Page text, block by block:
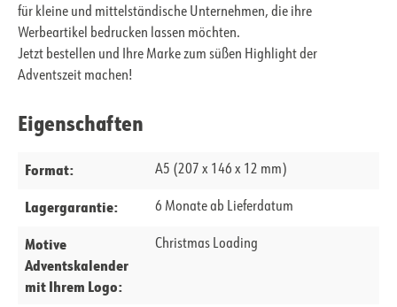
für kleine und mittelständische Unternehmen, die ihre
Werbeartikel bedrucken lassen möchten.
Jetzt bestellen und Ihre Marke zum süßen Highlight der
Adventszeit machen!
Eigenschaften
Format: A5 (207 x 146 x 12 mm)
Lagergarantie: 6 Monate ab Lieferdatum
Motive
Adventskalender
mit Ihrem Logo:
Christmas Loading